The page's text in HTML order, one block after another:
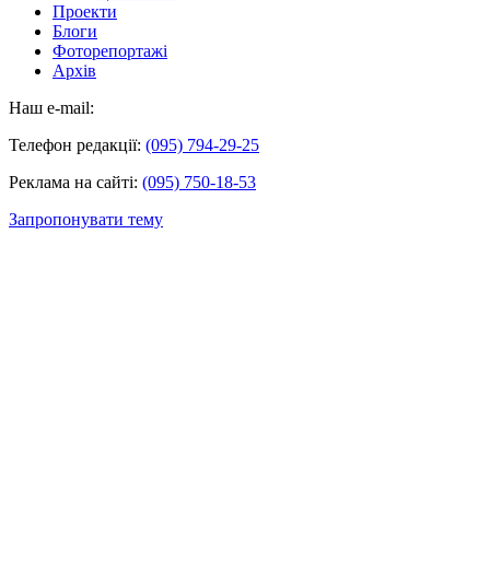
Проекти
Блоги
Фоторепортажі
Архів
Наш e-mail:
Телефон редакції: (095) 794-29-25
Реклама на сайті: (095) 750-18-53
Запропонувати тему